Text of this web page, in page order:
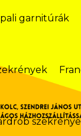
garnitúrák